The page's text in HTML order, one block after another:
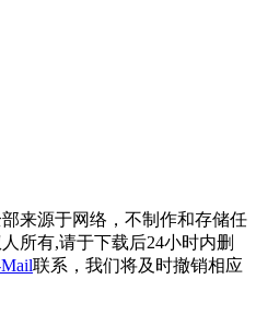
来源于网络，不制作和存储任
所有,请于下载后24小时内删
联系，我们将及时撤销相应